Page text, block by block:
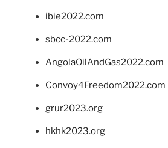
ibie2022.com
sbcc-2022.com
AngolaOilAndGas2022.com
Convoy4Freedom2022.com
grur2023.org
hkhk2023.org